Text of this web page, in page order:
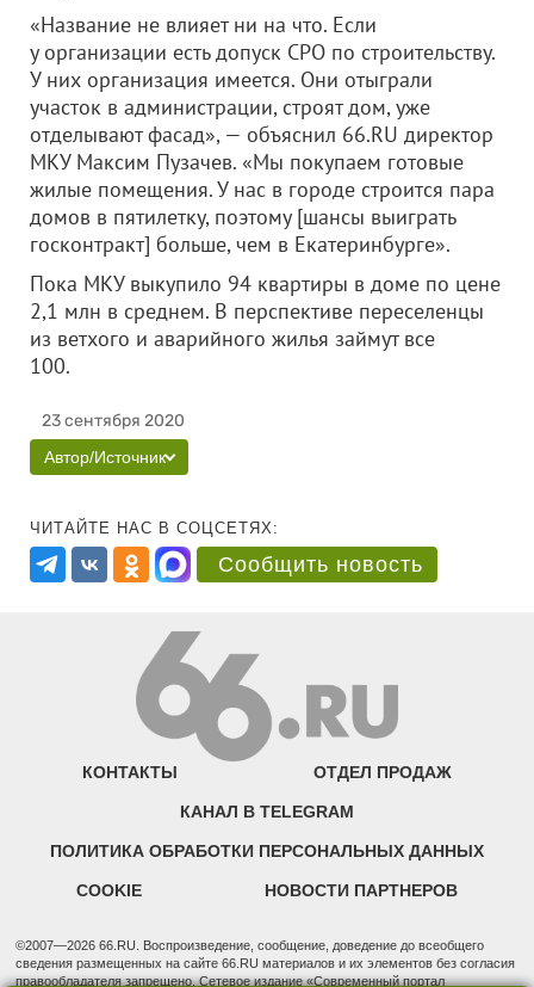
«Название не влияет ни на что. Если
у организации есть допуск СРО по строительству.
У них организация имеется. Они отыграли
участок в администрации, строят дом, уже
отделывают фасад», — объяснил 66.RU директор
МКУ Максим Пузачев. «Мы покупаем готовые
жилые помещения. У нас в городе строится пара
домов в пятилетку, поэтому [шансы выиграть
госконтракт] больше, чем в Екатеринбурге».
Пока МКУ выкупило 94 квартиры в доме по цене
2,1 млн в среднем. В перспективе переселенцы
из ветхого и аварийного жилья займут все
100.
23 сентября 2020
Автор/Источник
ЧИТАЙТЕ НАС В СОЦСЕТЯХ:
Сообщить новость
КОНТАКТЫ ОТДЕЛ ПРОДАЖ
КАНАЛ В TELEGRAM
ПОЛИТИКА ОБРАБОТКИ ПЕРСОНАЛЬНЫХ ДАННЫХ
COOKIE НОВОСТИ ПАРТНЕРОВ
©2007—2026 66.RU. Воспроизведение, сообщение, доведение до всеобщего
сведения размещенных на сайте 66.RU материалов и их элементов без согласия
правообладателя запрещено. Сетевое издание «Современный портал